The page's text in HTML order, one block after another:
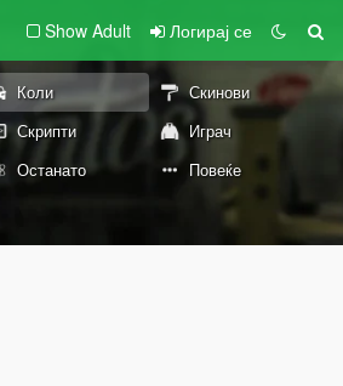
Show Adult Логирај се
Коли
Скинови
Скрипти
Играч
Останато Повеќе